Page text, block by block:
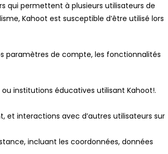
qui permettent à plusieurs utilisateurs de
Kahoot est susceptible d’être utilisé lors
paramètres de compte, les fonctionnalités
institutions éducatives utilisant Kahoot!.
et interactions avec d’autres utilisateurs sur
incluant les coordonnées, données